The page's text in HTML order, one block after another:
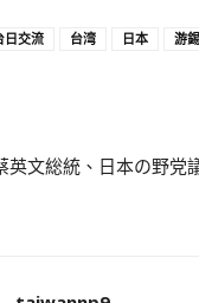
日交流 台湾 日本 游
英文総統、日本の野党